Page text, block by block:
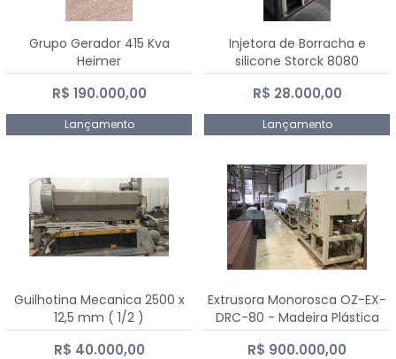
Grupo Gerador 415 Kva
Heimer
R$ 190.000,00
Lançamento
Injetora de Borracha e
silicone Storck 8080
R$ 28.000,00
Lançamento
Guilhotina Mecanica 2500 x
12,5 mm ( 1/2 )
R$ 40.000,00
Extrusora Monorosca OZ-EX-
DRC-80 - Madeira Plástica
R$ 900.000,00